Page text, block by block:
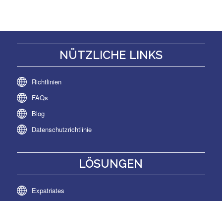
NÜTZLICHE LINKS
Richtlinien
FAQs
Blog
Datenschutzrichtlinie
LÖSUNGEN
Expatriates